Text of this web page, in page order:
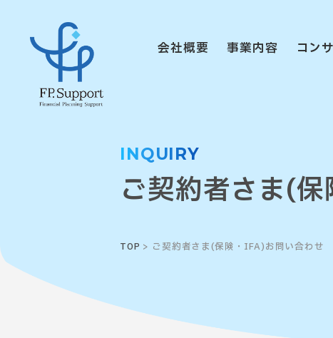
会社概要 事業内容 コン
INQUIRY
ご契約者さま(
TOP > ご契約者さま(保険・IFA)お問い合わせ